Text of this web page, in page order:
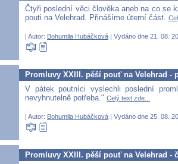
Čtyři poslední věci člověka aneb na co se
pouti na Velehrad. Přinášíme úterní část.
| Autor: Bohumila Hubáčková | Vydáno dne 21. 08.
Promluvy XXIII. pěší pouť na Velehrad -
V pátek poutníci vyslechli poslední
nevyhnutelně potřeba." Celý text zde...
| Autor: Bohumila Hubáčková | Vydáno dne 25. 08.
Promluvy XXIII. pěší pouť na Velehrad -